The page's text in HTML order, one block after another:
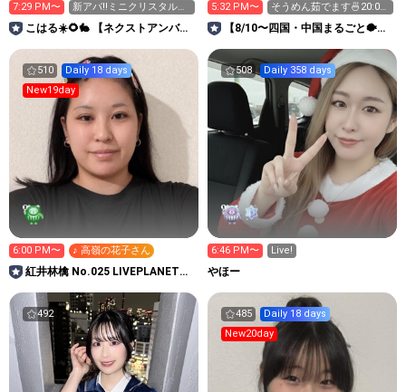
7:29 PM〜
新アバ‼️ミニクリスタルク
マ🧸💎が欲しいです！
こはる☀️🌻🐇 【ネクストアンバサ
5:32 PM〜
そうめん茹でます🍜20:00
まで！
【8/10〜四国・中国まるごと🐡】
510
Daily 18 days
New19day
6:00 PM〜 ♪ 高嶺の花子さん
紅井林檎 No.025 LIVEPLANET新
508 Daily 358 days
6:46 PM〜 Live!
やほー
492 485
Daily 18 days
New20day